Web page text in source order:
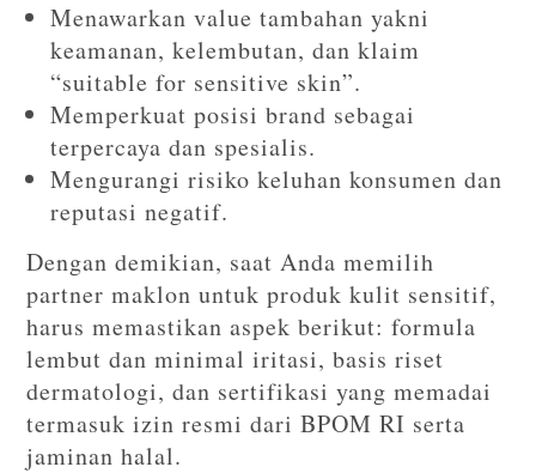
Menawarkan value tambahan yakni
keamanan, kelembutan, dan klaim
“suitable for sensitive skin”.
Memperkuat posisi brand sebagai
terpercaya dan spesialis.
Mengurangi risiko keluhan konsumen dan
reputasi negatif.
Dengan demikian, saat Anda memilih
partner maklon untuk produk kulit sensitif,
harus memastikan aspek berikut: formula
lembut dan minimal iritasi, basis riset
dermatologi, dan sertifikasi yang memadai
termasuk izin resmi dari BPOM RI serta
jaminan halal.